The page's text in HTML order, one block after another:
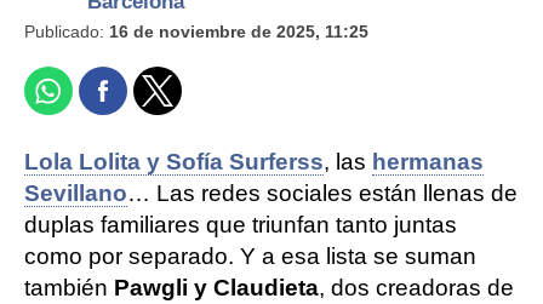
Publicado: 16 de noviembre de 2025, 11:25
Lola Lolita y Sofía Surferss, las hermanas
Sevillano… Las redes sociales están llenas de
duplas familiares que triunfan tanto juntas
como por separado. Y a esa lista se suman
también Pawgli y Claudieta, dos creadoras de